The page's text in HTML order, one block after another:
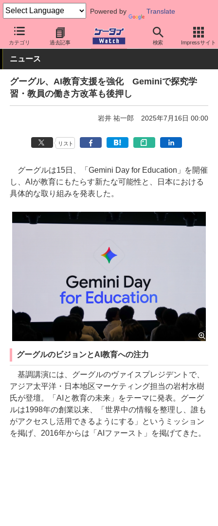
Powered by Translate
カテゴリ 過去記事 検索 Impressサイト
ケータイ Watch アプリ・サービス AI
ニュース
グーグル、AI教育支援を強化 Geminiで探究学
習・教員の働き方改革も後押し
岩井 祐一郎 2025年7月16日 00:00
リスト
グーグルは15日、「Gemini Day for Education」を開催
し、AIが教育にもたらす新たな可能性と、日本における
具体的な取り組みを発表した。
グーグルのビジョンとAI教育への注力
基調講演には、グーグルのヴァイスプレジデントで、
アジア太平洋・日本地区マーケティング担当の岩村水樹
氏が登壇。「AIと教育の未来」をテーマに発表。グーグ
ルは1998年の創業以来、「世界中の情報を整理し、誰も
がアクセスし活用できるようにする」というミッション
を掲げ、2016年からは「AIファースト」を掲げてきた。